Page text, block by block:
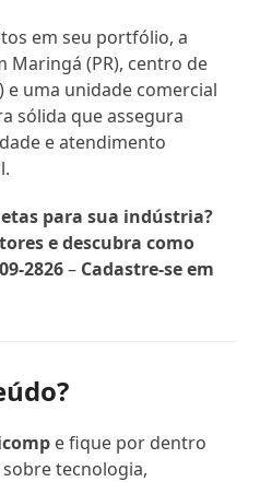
em seu portfólio, a
Maringá (PR), centro de
e uma unidade comercial
sólida que assegura
e atendimento
para sua indústria?
e descubra como
2826– Cadastre-se em
e fique por dentro
tecnologia,